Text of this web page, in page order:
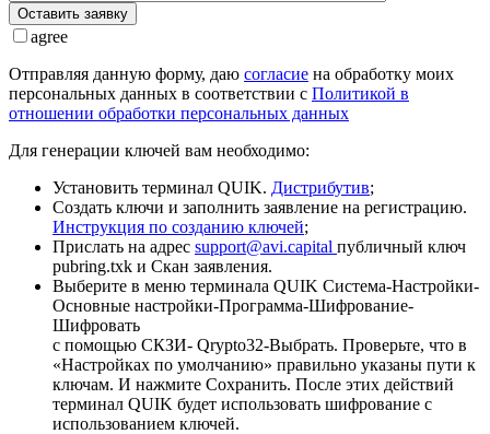
Оставить заявку
agree
Отправляя данную форму, даю согласие на обработку моих
персональных данных в соответствии с Политикой в
отношении обработки персональных данных
Для генерации ключей вам необходимо:
Установить терминал QUIK. Дистрибутив;
Создать ключи и заполнить заявление на регистрацию.
Инструкция по созданию ключей;
Прислать на адрес support@avi.capital публичный ключ
pubring.txk и Скан заявления.
Выберите в меню терминала QUIK Система-Настройки-
Основные настройки-Программа-Шифрование-
Шифровать
с помощью СКЗИ- Qrypto32-Выбрать. Проверьте, что в
«Настройках по умолчанию» правильно указаны пути к
ключам. И нажмите Сохранить. После этих действий
терминал QUIK будет использовать шифрование с
использованием ключей.